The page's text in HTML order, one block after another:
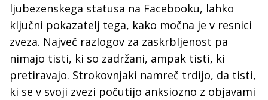
ljubezenskega statusa na Facebooku, lahko
ključni pokazatelj tega, kako močna je v resnici
zveza. Največ razlogov za zaskrbljenost pa
nimajo tisti, ki so zadržani, ampak tisti, ki
pretiravajo. Strokovnjaki namreč trdijo, da tisti,
ki se v svoji zvezi počutijo anksiozno z objavami